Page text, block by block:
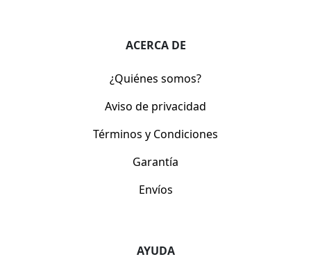
ACERCA DE
¿Quiénes somos?
Aviso de privacidad
Términos y Condiciones
Garantía
Envíos
AYUDA